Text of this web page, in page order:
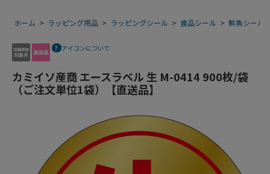
ホーム > ラッピング用品 > ラッピングシール > 食品シール > 鮮魚シール
アイコンについて
カミイソ産商 エースラベル 生 M-0414 900枚/袋
（ご注文単位1袋）【直送品】